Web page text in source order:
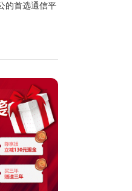
的首选通信平